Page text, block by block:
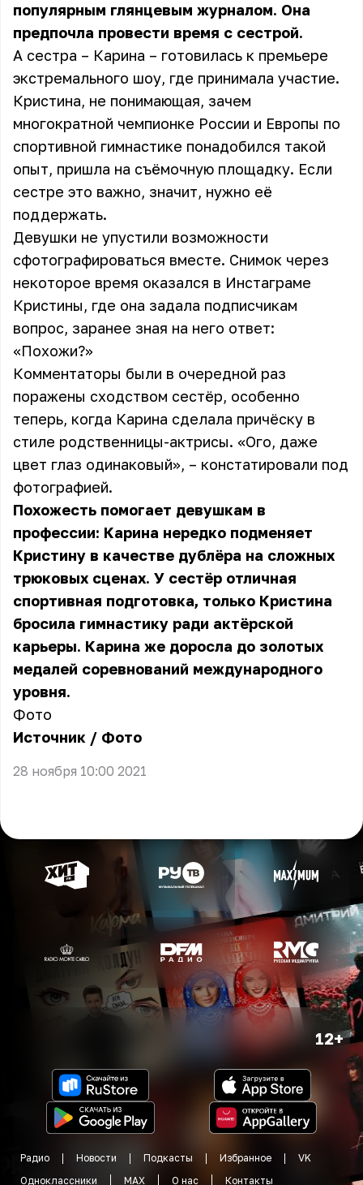
популярным глянцевым журналом. Она
предпочла провести время с сестрой.
А сестра – Карина – готовилась к премьере
экстремального шоу, где принимала участие.
Кристина, не понимающая, зачем
многократной чемпионке России и Европы по
спортивной гимнастике понадобился такой
опыт, пришла на съёмочную площадку. Если
сестре это важно, значит, нужно её
поддержать.
Девушки не упустили возможности
сфотографироваться вместе. Снимок через
некоторое время оказался в Инстаграме
Кристины, где она задала подписчикам
вопрос, заранее зная на него ответ:
«Похожи?»
Комментаторы были в очередной раз
поражены сходством сестёр, особенно
теперь, когда Карина сделала причёску в
стиле родственницы-актрисы. «Ого, даже
цвет глаз одинаковый», – констатировали под
фотографией.
Похожесть помогает девушкам в
профессии: Карина нередко подменяет
Кристину в качестве дублёра на сложных
трюковых сценах. У сестёр отличная
спортивная подготовка, только Кристина
бросила гимнастику ради актёрской
карьеры. Карина же доросла до золотых
медалей соревнований международного
уровня.
Фото
Источник / Фото
28 ноября 10:00 2021
12+
Радио Новости Подкасты Избранное
VK
Одноклассники
MAX О нас Контакты